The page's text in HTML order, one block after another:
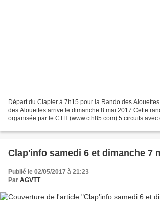
Départ du Clapier à 7h15 pour la Rando des
des Alouettes arrive le dimanche 8 mai 2017 Cette
organisée par le CTH (www.cth85.com) 5 circuits
Clap'info samedi 6 et dimanche 7
Publié le 02/05/2017 à 21:23
Par AGVTT